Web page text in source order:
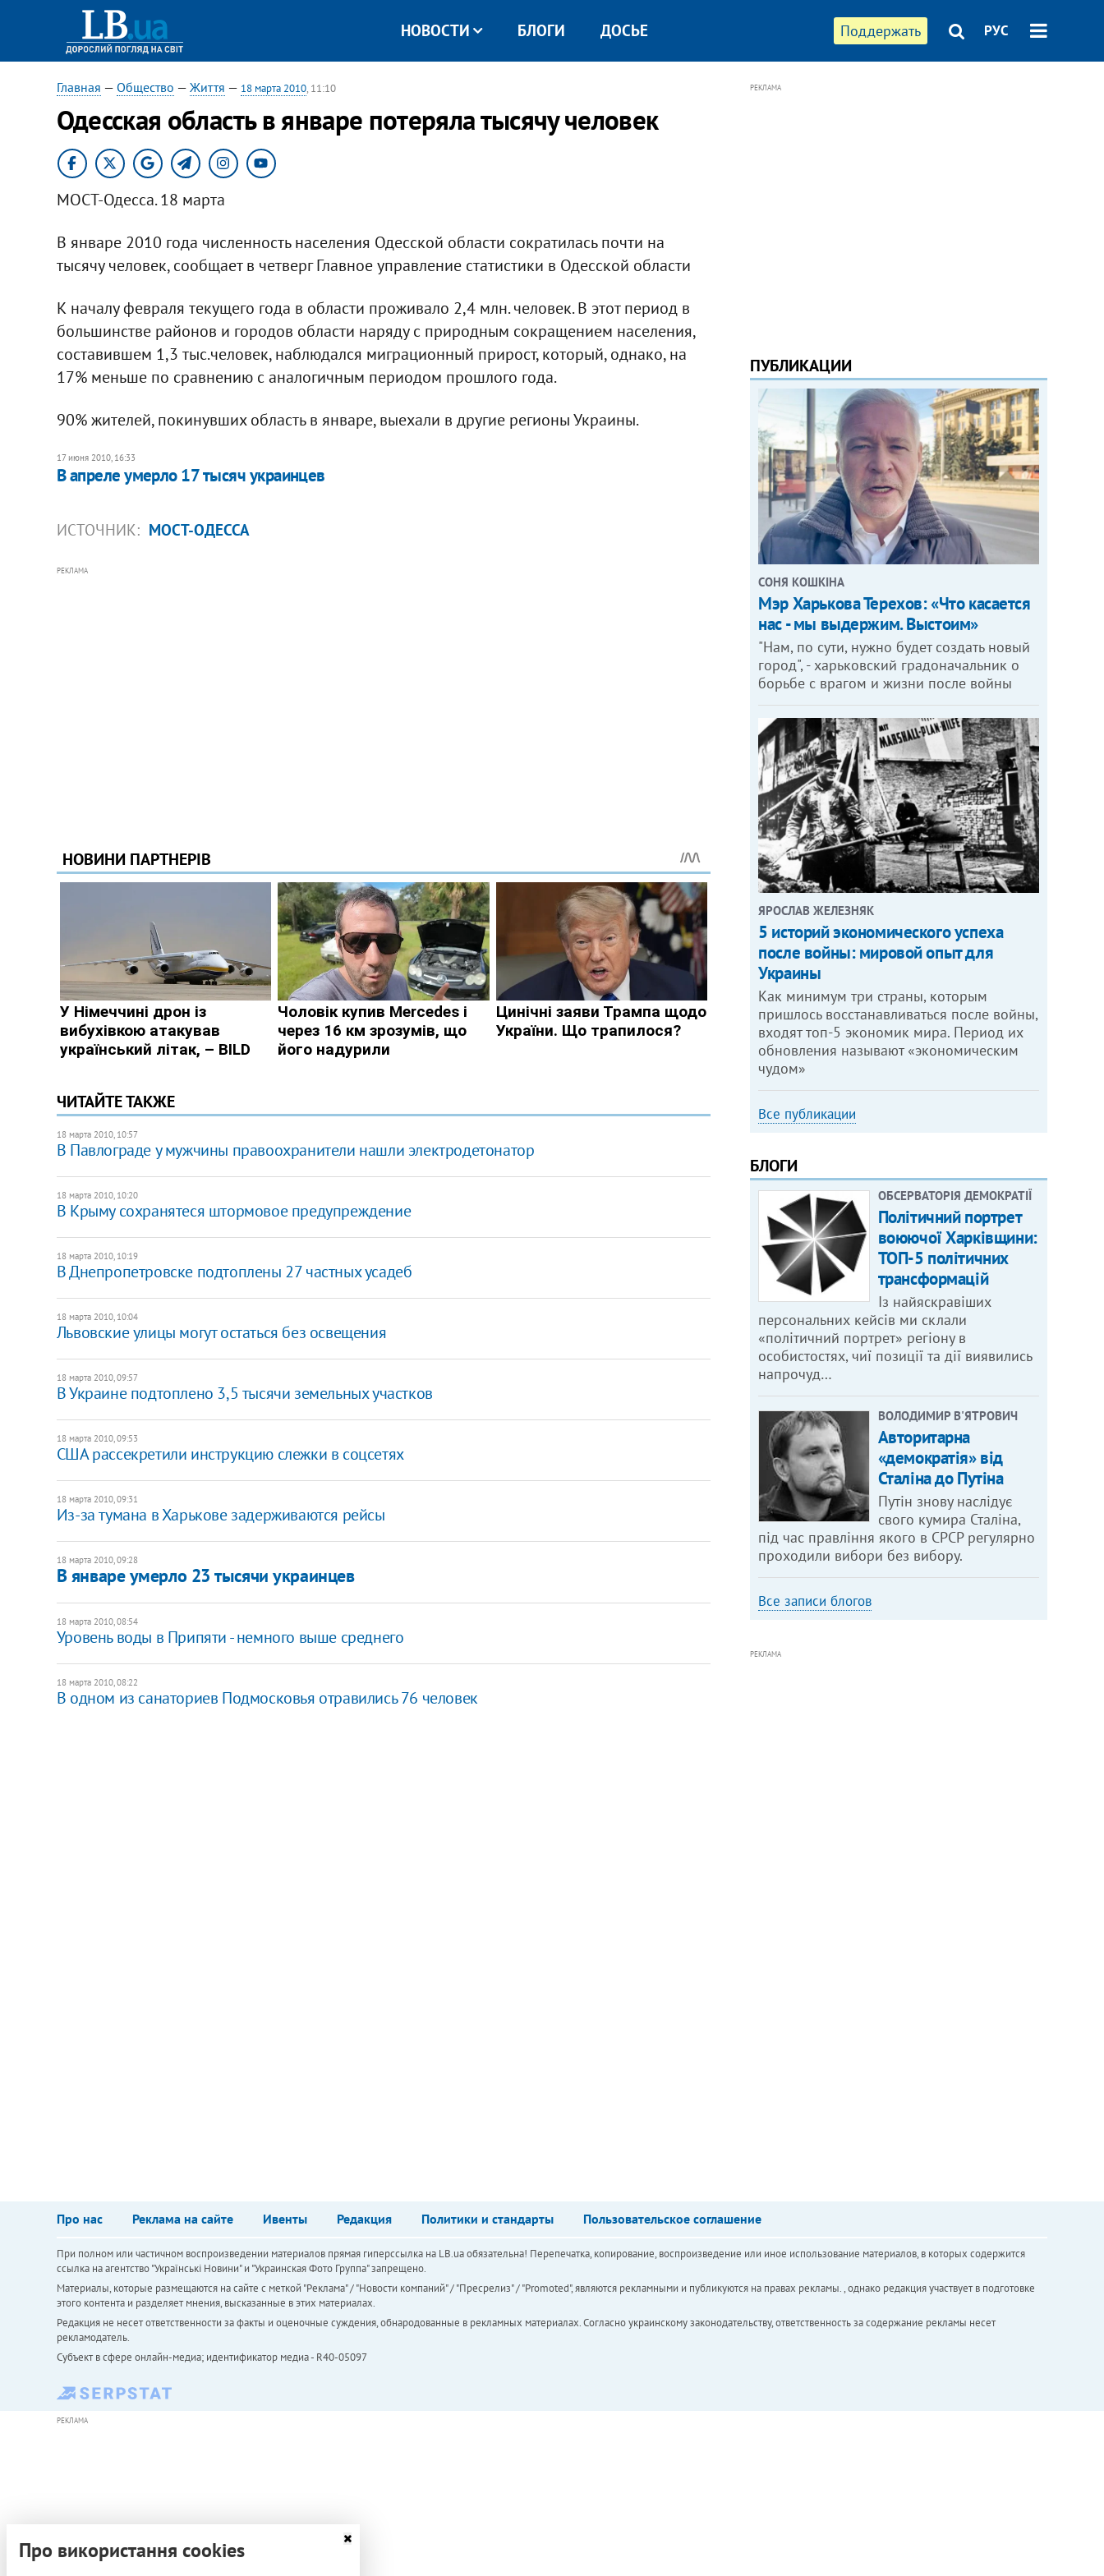
Поддержать РУС
НОВОСТИ БЛОГИ ДОСЬЕ
Главная — Общество — Життя — 18 марта 2010, 11:10
Одесская область в январе потеряла тысячу человек
МОСТ-Одесса. 18 марта
В январе 2010 года численность населения Одесской области сократилась почти на
тысячу человек, сообщает в четверг Главное управление статистики в Одесской области
К началу февраля текущего года в области проживало 2,4 млн. человек. В этот период в
большинстве районов и городов области наряду с природным сокращением населения,
составившем 1,3 тыс.человек, наблюдался миграционный прирост, который, однако, на
17% меньше по сравнению с аналогичным периодом прошлого года.
90% жителей, покинувших область в январе, выехали в другие регионы Украины.
17 июня 2010, 16:33
В апреле умерло 17 тысяч украинцев
ИСТОЧНИК: МОСТ-ОДЕССА
РЕКЛАМА
ЧИТАЙТЕ ТАКЖЕ
18 марта 2010, 10:57
В Павлограде у мужчины правоохранители нашли электродетонатор
18 марта 2010, 10:20
В Крыму сохранятеся штормовое предупреждение
18 марта 2010, 10:19
В Днепропетровске подтоплены 27 частных усадеб
18 марта 2010, 10:04
Львовские улицы могут остаться без освещения
18 марта 2010, 09:57
В Украине подтоплено 3,5 тысячи земельных участков
18 марта 2010, 09:53
США рассекретили инструкцию слежки в соцсетях
18 марта 2010, 09:31
Из-за тумана в Харькове задерживаются рейсы
18 марта 2010, 09:28
В январе умерло 23 тысячи украинцев
18 марта 2010, 08:54
Уровень воды в Припяти - немного выше среднего
18 марта 2010, 08:22
В одном из санаториев Подмосковья отравились 76 человек
РЕКЛАМА
ПУБЛИКАЦИИ
СОНЯ КОШКІНА
Мэр Харькова Терехов: «Что касается
нас - мы выдержим. Выстоим»
"Нам, по сути, нужно будет создать новый
город", - харьковский градоначальник о
борьбе с врагом и жизни после войны
ЯРОСЛАВ ЖЕЛЕЗНЯК
5 историй экономического успеха
после войны: мировой опыт для
Украины
Как минимум три страны, которым
пришлось восстанавливаться после войны,
входят топ-5 экономик мира. Период их
обновления называют «экономическим
чудом»
Все публикации
БЛОГИ
ОБСЕРВАТОРІЯ ДЕМОКРАТІЇ
Політичний портрет
воюючої Харківщини:
ТОП-5 політичних
трансформацій
Із найяскравіших
персональних кейсів ми склали
«політичний портрет» регіону в
особистостях, чиї позиції та дії виявились
напрочуд…
ВОЛОДИМИР В'ЯТРОВИЧ
Авторитарна
«демократія» від
Сталіна до Путіна
Путін знову наслідує
свого кумира Сталіна,
під час правління якого в СРСР регулярно
проходили вибори без вибору.
Все записи блогов
РЕКЛАМА
Про нас Реклама на сайте Ивенты Редакция Политики и стандарты Пользовательское соглашение
При полном или частичном воспроизведении материалов прямая гиперссылка на LB.ua обязательна! Перепечатка, копирование, воспроизведение или иное использование материалов, в которых содержится
ссылка на агентство "Українськi Новини" и "Украинская Фото Группа" запрещено.
Материалы, которые размещаются на сайте с меткой "Реклама" / "Новости компаний" / "Пресрелиз" / "Promoted", являются рекламными и публикуются на правах рекламы. , однако редакция участвует в подготовке
этого контента и разделяет мнения, высказанные в этих материалах.
Редакция не несет ответственности за факты и оценочные суждения, обнародованные в рекламных материалах. Согласно украинскому законодательству, ответственность за содержание рекламы несет
рекламодатель.
Субъект в сфере онлайн-медиа; идентификатор медиа - R40-05097
РЕКЛАМА
Про використання cookies